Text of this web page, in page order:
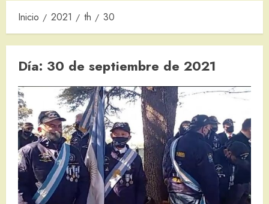
Inicio 2021 th 30
Día: 30 de septiembre de 2021